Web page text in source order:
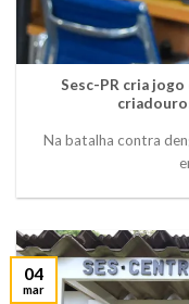
Sesc-PR cria
Na batalha contra
04
mar